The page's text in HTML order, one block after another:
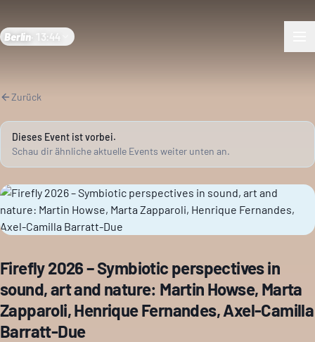
Berlin 13:44
Zurück
Dieses Event ist vorbei.
Schau dir ähnliche aktuelle Events weiter unten an.
Firefly 2026 – Symbiotic perspectives in
sound, art and nature: Martin Howse, Marta
Zapparoli, Henrique Fernandes, Axel-Camilla
Barratt-Due